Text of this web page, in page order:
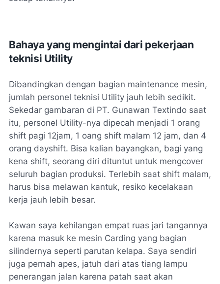
Bahaya yang mengintai dari pekerjaan
teknisi Utility
Dibandingkan dengan bagian maintenance mesin,
jumlah personel teknisi Utility jauh lebih sedikit.
Sekedar gambaran di PT. Gunawan Textindo saat
itu, personel Utility-nya dipecah menjadi 1 orang
shift pagi 12jam, 1 oang shift malam 12 jam, dan 4
orang dayshift. Bisa kalian bayangkan, bagi yang
kena shift, seorang diri dituntut untuk mengcover
seluruh bagian produksi. Terlebih saat shift malam,
harus bisa melawan kantuk, resiko kecelakaan
kerja jauh lebih besar.
Kawan saya kehilangan empat ruas jari tangannya
karena masuk ke mesin Carding yang bagian
silindernya seperti parutan kelapa. Saya sendiri
juga pernah apes, jatuh dari atas tiang lampu
penerangan jalan karena patah saat akan